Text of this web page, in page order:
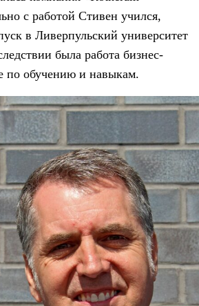
с работой Стивен учился,
в Ливерпульский университет
была работа бизнес-
по обучению и навыкам.